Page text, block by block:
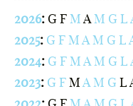
/
?
.
,
₩
₪
%
^
₩
₪
%
^
&
*
(
)
s
t
u
v
*
(
)
;
;
:
]
¥
₩
₪
%
2026: G FMAM G L
2025: G FMAM G L
2024: G FMAM G L
2023: G FMAM G L